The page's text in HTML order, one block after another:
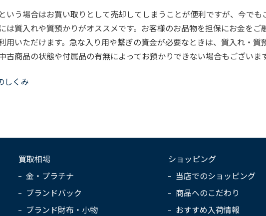
いう場合はお買い取りとして売却してしまうことが便利ですが、今で
は質入れや質預かりがオススメです。お客様のお品物を担保にお金を
用いただけます。急な入り用や繋ぎの資金が必要なときは、質入れ・
古商品の状態や付属品の有無によってお預かりできない場合もございま
しくみ
買取相場
金・プラチナ
ブランドバック
ブランド財布・小物
ショッピング
当店でのショッピング
商品へのこだわり
おすすめ入荷情報